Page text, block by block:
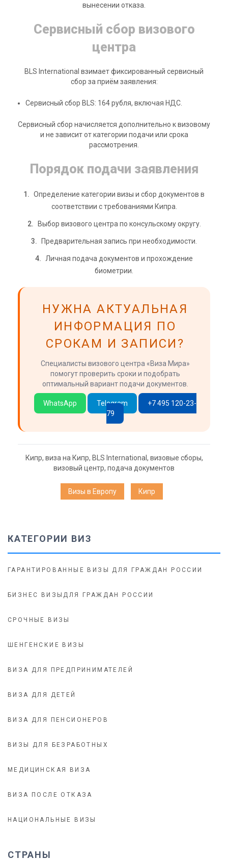
вынесении отказа.
Сервисный сбор визового
центра
BLS International взимает фиксированный сервисный
сбор за приём заявления:
Сервисный сбор BLS: 164 рубля, включая НДС.
Сервисный сбор начисляется дополнительно к визовому
и не зависит от категории подачи или срока
рассмотрения.
Порядок подачи заявления
Определение категории визы и сбор документов в
соответствии с требованиями Кипра.
Выбор визового центра по консульскому округу.
Предварительная запись при необходимости.
Личная подача документов и прохождение
биометрии.
НУЖНА АКТУАЛЬНАЯ
ИНФОРМАЦИЯ ПО
СРОКАМ И ЗАПИСИ?
Специалисты визового центра «Виза Мира»
помогут проверить сроки и подобрать
оптимальный вариант подачи документов.
WhatsApp Telegram
+7 495 120-23-
79
Кипр, виза на Кипр, BLS International, визовые сборы,
визовый центр, подача документов
Визы в Европу Кипр
КАТЕГОРИИ ВИЗ
ГАРАНТИРОВАННЫЕ ВИЗЫ ДЛЯ ГРАЖДАН РОССИИ
БИЗНЕС ВИЗЫДЛЯ ГРАЖДАН РОССИИ
СРОЧНЫЕ ВИЗЫ
ШЕНГЕНСКИЕ ВИЗЫ
ВИЗА ДЛЯ ПРЕДПРИНИМАТЕЛЕЙ
ВИЗА ДЛЯ ДЕТЕЙ
ВИЗА ДЛЯ ПЕНСИОНЕРОВ
ВИЗЫ ДЛЯ БЕЗРАБОТНЫХ
МЕДИЦИНСКАЯ ВИЗА
ВИЗА ПОСЛЕ ОТКАЗА
НАЦИОНАЛЬНЫЕ ВИЗЫ
СТРАНЫ